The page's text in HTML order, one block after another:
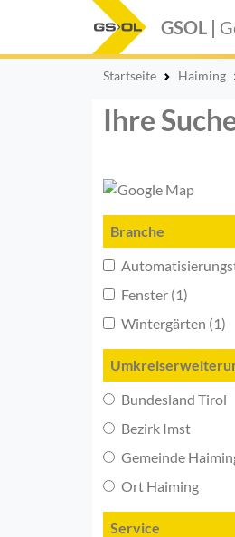
GSOL |
Startseite Haiming
Ihre
Branche
Fenster (1)
Wintergärten (1)
Bundesland Tirol
Bezirk Imst
Gemeinde
Ort Haiming
Service